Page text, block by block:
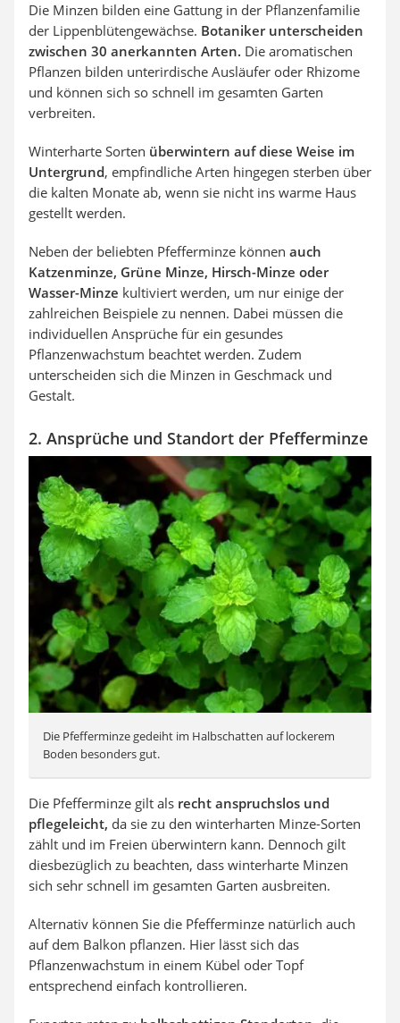
Die Minzen bilden eine Gattung in der Pflanzenfamilie
der Lippenblütengewächse. Botaniker unterscheiden
zwischen 30 anerkannten Arten. Die aromatischen
Pflanzen bilden unterirdische Ausläufer oder Rhizome
und können sich so schnell im gesamten Garten
verbreiten.
Winterharte Sorten überwintern auf diese Weise im
Untergrund, empfindliche Arten hingegen sterben über
die kalten Monate ab, wenn sie nicht ins warme Haus
gestellt werden.
Neben der beliebten Pfefferminze können auch
Katzenminze, Grüne Minze, Hirsch-Minze oder
Wasser-Minze kultiviert werden, um nur einige der
zahlreichen Beispiele zu nennen. Dabei müssen die
individuellen Ansprüche für ein gesundes
Pflanzenwachstum beachtet werden. Zudem
unterscheiden sich die Minzen in Geschmack und
Gestalt.
2. Ansprüche und Standort der Pfefferminze
Die Pfefferminze gedeiht im Halbschatten auf lockerem
Boden besonders gut.
Die Pfefferminze gilt als recht anspruchslos und
pflegeleicht, da sie zu den winterharten Minze-Sorten
zählt und im Freien überwintern kann. Dennoch gilt
diesbezüglich zu beachten, dass winterharte Minzen
sich sehr schnell im gesamten Garten ausbreiten.
Alternativ können Sie die Pfefferminze natürlich auch
auf dem Balkon pflanzen. Hier lässt sich das
Pflanzenwachstum in einem Kübel oder Topf
entsprechend einfach kontrollieren.